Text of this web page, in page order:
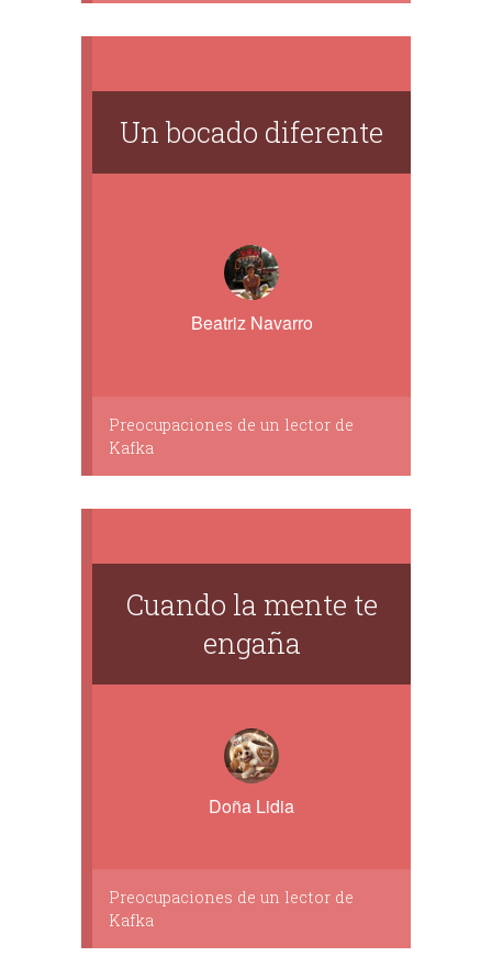
Un bocado diferente
Beatriz Navarro
Preocupaciones de un lector de
Kafka
Cuando la mente te
engaña
Doña Lidia
Preocupaciones de un lector de
Kafka